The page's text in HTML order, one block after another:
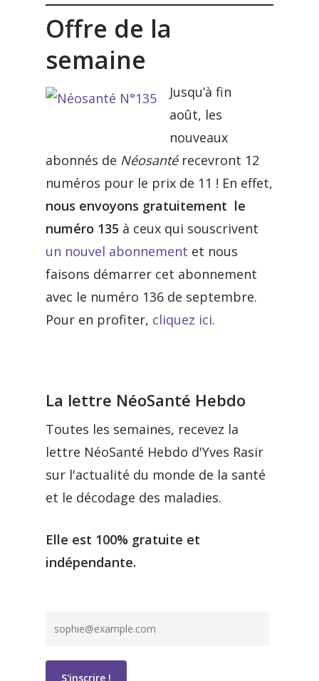
Offre de la
semaine
Jusqu’à fin
août, les
nouveaux
abonnés de Néosanté recevront 12
numéros pour le prix de 11 ! En effet,
nous envoyons gratuitement le
numéro 135 à ceux qui souscrivent
un nouvel abonnement et nous
faisons démarrer cet abonnement
avec le numéro 136 de septembre.
Pour en profiter, cliquez ici.
La lettre NéoSanté Hebdo
Toutes les semaines, recevez la
lettre NéoSanté Hebdo d'Yves Rasir
sur l'actualité du monde de la santé
et le décodage des maladies.
Elle est 100% gratuite et
indépendante.